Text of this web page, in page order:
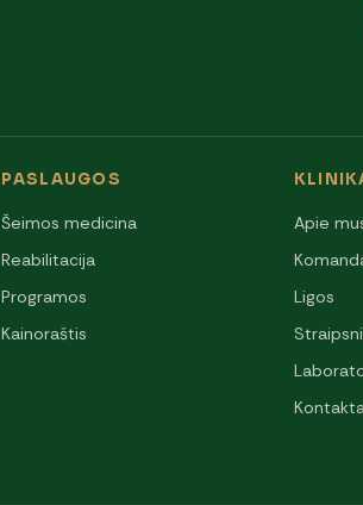
PASLAUGOS
Šeimos medicina
Reabilitacija
Programos
Kainoraštis
Apie
Ligos